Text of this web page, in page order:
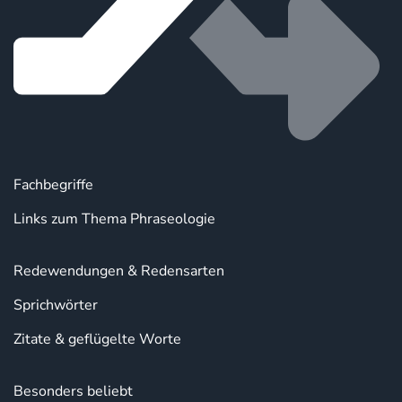
Fachbegriffe
Links zum Thema Phraseologie
Redewendungen & Redensarten
Sprichwörter
Zitate & geflügelte Worte
Besonders beliebt